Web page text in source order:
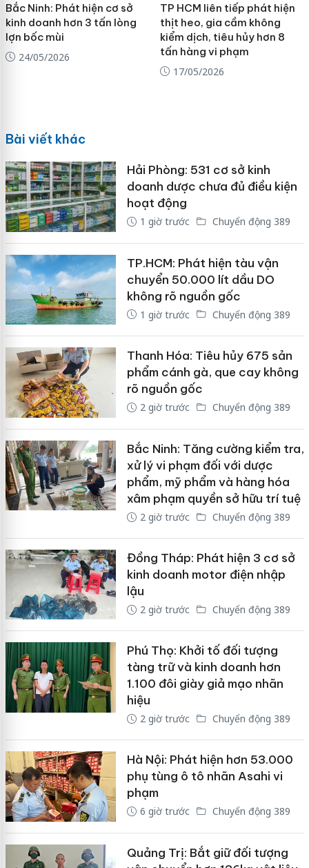
Bắc Ninh: Phát hiện cơ sở
kinh doanh hơn 3 tấn lòng
lợn bốc mùi
24/05/2026
TP HCM liên tiếp phát hiện
thịt heo, gia cầm không
kiểm dịch, tiêu hủy hơn 8
tấn hàng vi phạm
17/05/2026
Bài viết khác
Hải Phòng: 531 cơ sở kinh
doanh dược chưa đủ điều kiện
hoạt động
1 giờ trước Chuyển động 389
TP.HCM: Phát hiện tàu vận
chuyển 50.000 lít dầu DO
không rõ nguồn gốc
1 giờ trước Chuyển động 389
Thanh Hóa: Tiêu hủy 675 sản
phẩm cánh gà, que cay không
rõ nguồn gốc
2 giờ trước Chuyển động 389
Bắc Ninh: Tăng cường kiểm tra,
xử lý vi phạm đối với dược
phẩm, mỹ phẩm và hàng hóa
xâm phạm quyền sở hữu trí tuệ
2 giờ trước Chuyển động 389
Đồng Tháp: Phát hiện 3 cơ sở
kinh doanh motor điện nhập
lậu
2 giờ trước Chuyển động 389
Phú Thọ: Khởi tố đối tượng
tàng trữ và kinh doanh hơn
1.100 đôi giày giả mạo nhãn
hiệu
2 giờ trước Chuyển động 389
Hà Nội: Phát hiện hơn 53.000
phụ tùng ô tô nhãn Asahi vi
phạm
6 giờ trước Chuyển động 389
Quảng Trị: Bắt giữ đối tượng